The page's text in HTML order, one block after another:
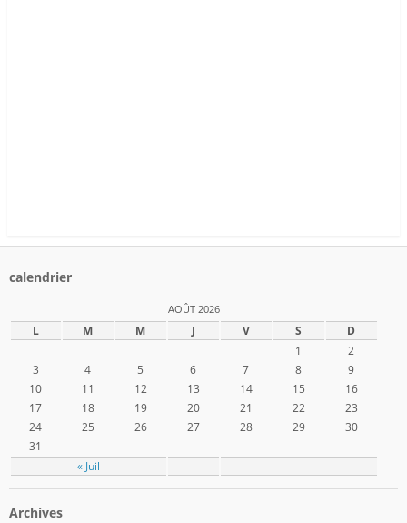
calendrier
AOÛT 2026
L M M J V S D
« Juil
1
2
3
4 5 6 7 8
9
10
11 12 13 14 15
16
17
18 19 20 21 22
23
24
25 26 27 28 29
30
31
Archives